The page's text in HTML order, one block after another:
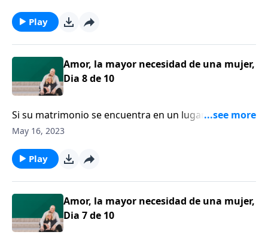
que no saben cómo comunicarse el uno con el otro
es porque, como hombres y mujeres, nos
Play
Amor, la mayor necesidad de una mujer,
Dia 8 de 10
Si su matrimonio se encuentra en un lugar difícil, si
siente que el amor se ha ido, el doctor Emerson
y es exactamente lo contario a lo que siente.
May 16, 2023
Play
Amor, la mayor necesidad de una mujer,
Dia 7 de 10